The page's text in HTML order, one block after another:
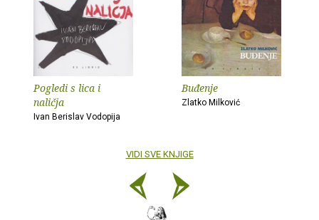
Pogledi s lica i
naličja
Ivan Berislav Vodopija
Buđenje
Zlatko Milković
VIDI SVE KNJIGE